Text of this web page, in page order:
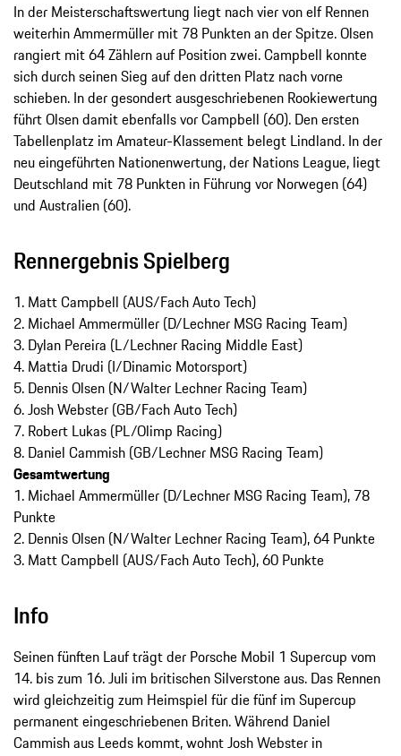
In der Meisterschaftswertung liegt nach vier von elf Rennen
weiterhin Ammermüller mit 78 Punkten an der Spitze. Olsen
rangiert mit 64 Zählern auf Position zwei. Campbell konnte
sich durch seinen Sieg auf den dritten Platz nach vorne
schieben. In der gesondert ausgeschriebenen Rookiewertung
führt Olsen damit ebenfalls vor Campbell (60). Den ersten
Tabellenplatz im Amateur-Klassement belegt Lindland. In der
neu eingeführten Nationenwertung, der Nations League, liegt
Deutschland mit 78 Punkten in Führung vor Norwegen (64)
und Australien (60).
Rennergebnis Spielberg
1. Matt Campbell (AUS/Fach Auto Tech)
2. Michael Ammermüller (D/Lechner MSG Racing Team)
3. Dylan Pereira (L/Lechner Racing Middle East)
4. Mattia Drudi (I/Dinamic Motorsport)
5. Dennis Olsen (N/Walter Lechner Racing Team)
6. Josh Webster (GB/Fach Auto Tech)
7. Robert Lukas (PL/Olimp Racing)
8. Daniel Cammish (GB/Lechner MSG Racing Team)
Gesamtwertung
1. Michael Ammermüller (D/Lechner MSG Racing Team), 78
Punkte
2. Dennis Olsen (N/Walter Lechner Racing Team), 64 Punkte
3. Matt Campbell (AUS/Fach Auto Tech), 60 Punkte
Info
Seinen fünften Lauf trägt der Porsche Mobil 1 Supercup vom
14. bis zum 16. Juli im britischen Silverstone aus. Das Rennen
wird gleichzeitig zum Heimspiel für die fünf im Supercup
permanent eingeschriebenen Briten. Während Daniel
Cammish aus Leeds kommt, wohnt Josh Webster in